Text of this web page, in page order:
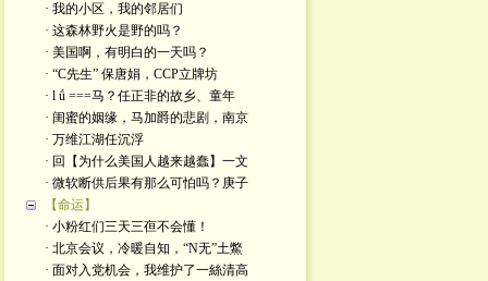
· 我的小区，我的邻居们
· 这森林野火是​野的吗？
· 美国啊，有明白的一天吗？
· “C先生” 保唐娟，CCP立牌坊
· l ǘ ===马？任正非的故乡、童年
· 闺蜜的姻缘，马加爵的悲剧，南京
· 万维江湖任沉浮
· 回【为什么美国人越来越蠢】一文
· 微软断供后果有那么可怕吗？庚子
【命运】
· 小粉红们三天三亱不会懂！
· 北京会议，冷暖自知，“N无”土鱉
· 面对入党机会，我维护了一絲清高